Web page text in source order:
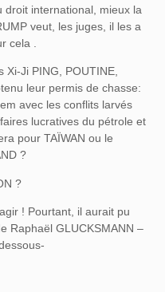
droit international, mieux la
veut, les juges, il les a
cela .
Xi-Ji PING, POUTINE,
leur permis de chasse:
avec les conflits larvés
lucratives du pétrole et
pour TAÏWAN ou le
?
?
! Pourtant, il aurait pu
Raphaël GLUCKSMANN –